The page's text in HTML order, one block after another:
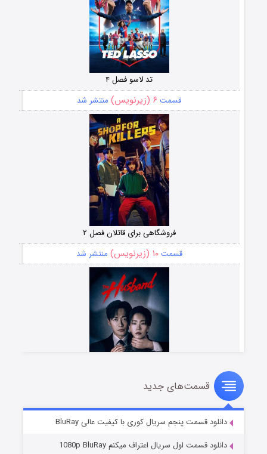
تد لاسو فصل ۴
قسمت ۶ (زیرنویس) منتشر شد
فروشگاهی برای قاتلان فصل ۲
قسمت۱۰ (زیرنویس) منتشر شد
قسمت۸ (زیرنویس) منتشر شد
قسمت‌های جدید
دانلود قسمت پنجم سریال کوری با کیفیت عالی BluRay
دانلود قسمت اول سریال اعتراف میکنم 1080p BluRay